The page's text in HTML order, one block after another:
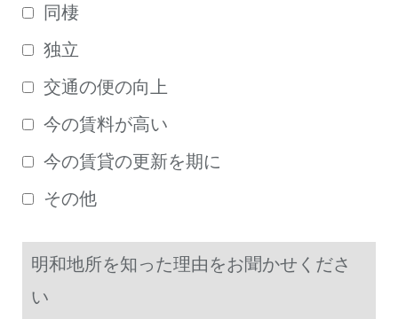
同棲
独立
交通の便の向上
今の賃料が高い
今の賃貸の更新を期に
その他
明和地所を知った理由をお聞かせくださ
い